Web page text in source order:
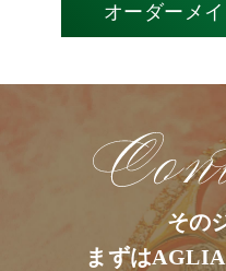
オーダーメ
その
まずは